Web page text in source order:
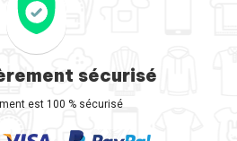
sécurisé
est 100 % sécurisé